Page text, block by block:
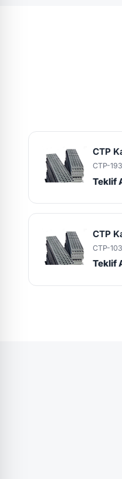
CTP
CTP-
Teklif
CTP
CTP-
Teklif